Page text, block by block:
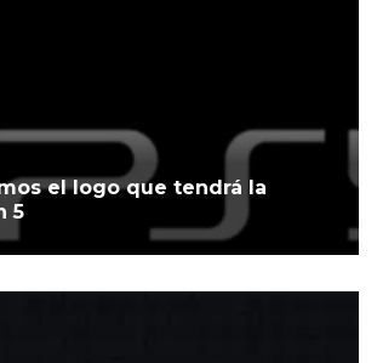
el logo que tendrá la
5